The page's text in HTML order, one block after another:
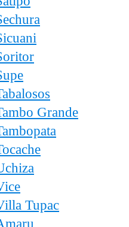
Grande
Tupac